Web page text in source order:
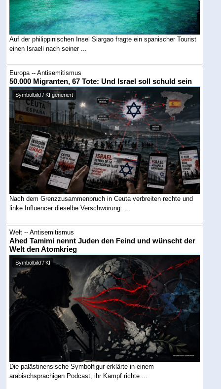
Auf der philippinischen Insel Siargao fragte ein spanischer Tourist
einen Israeli nach seiner ...
Europa -- Antisemitismus
50.000 Migranten, 67 Tote: Und Israel soll schuld sein
Symbolbild / KI generiert
Nach dem Grenzzusammenbruch in Ceuta verbreiten rechte und
linke Influencer dieselbe Verschwörung: ...
Welt -- Antisemitismus
Ahed Tamimi nennt Juden den Feind und wünscht der
Welt den Atomkrieg
Symbolbild / KI
Die palästinensische Symbolfigur erklärte in einem
arabischsprachigen Podcast, ihr Kampf richte ...